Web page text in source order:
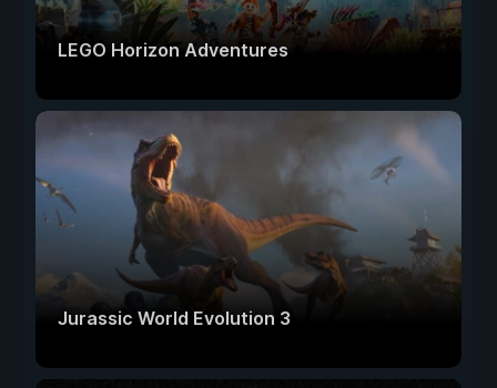
LEGO Horizon Adventures
Jurassic World Evolution 3